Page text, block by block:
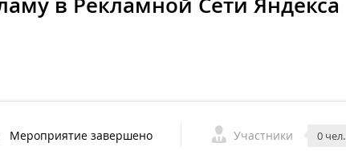
Мероприятие завершено Участники 0 чел.